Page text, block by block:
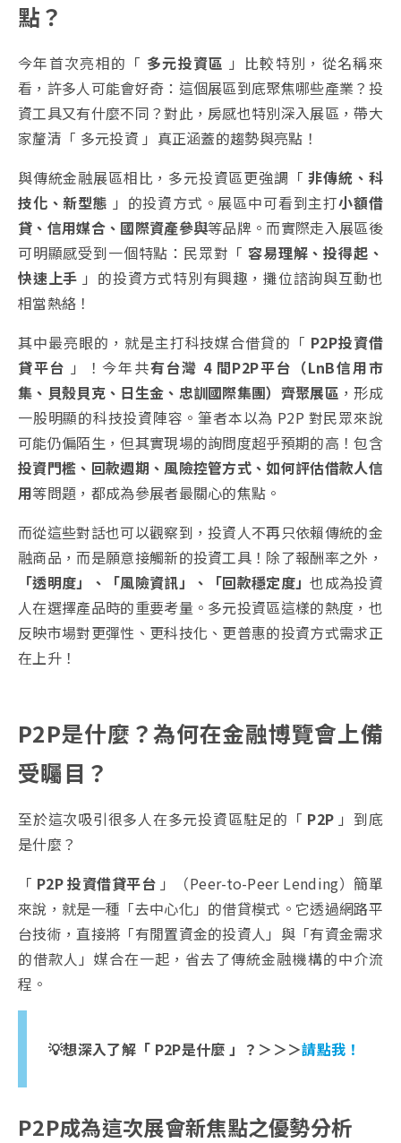
點？
今年首次亮相的「 多元投資區 」比較特別，從名稱來
看，許多人可能會好奇：這個展區到底聚焦哪些產業？投
資工具又有什麼不同？對此，房感也特別深入展區，帶大
家釐清「 多元投資 」真正涵蓋的趨勢與亮點！
與傳統金融展區相比，多元投資區更強調「非傳統、科
技化、新型態 」的投資方式。展區中可看到主打小額借
貸、信用媒合、國際資產參與等品牌。而實際走入展區後
可明顯感受到一個特點：民眾對「容易理解、投得起、
快速上手 」的投資方式特別有興趣，攤位諮詢與互動也
相當熱絡！
其中最亮眼的，就是主打科技媒合借貸的「 P2P投資借
貸平台 」！今年共有台灣 4 間P2P平台（LnB信用市
集、貝殼貝克、日生金、忠訓國際集團）齊聚展區 ，形成
一股明顯的科技投資陣容。筆者本以為 P2P 對民眾來說
可能仍偏陌生，但其實現場的詢問度超乎預期的高！包含
投資門檻、回款週期、風險控管方式、如何評估借款人信
用等問題，都成為參展者最關心的焦點。
而從這些對話也可以觀察到，投資人不再只依賴傳統的金
融商品，而是願意接觸新的投資工具！除了報酬率之外，
「透明度」、「風險資訊」、「回款穩定度」也成為投資
人在選擇產品時的重要考量。多元投資區這樣的熱度，也
反映市場對更彈性、更科技化、更普惠的投資方式需求正
在上升！
P2P是什麼？為何在金融博覽會上備
受矚目？
至於這次吸引很多人在多元投資區駐足的「 P2P 」到底
是什麼？
「 P2P 投資借貸平台 」（Peer-to-Peer Lending）簡單
來說，就是一種「去中心化」的借貸模式。它透過網路平
台技術，直接將「有閒置資金的投資人」與「有資金需求
的借款人」媒合在一起，省去了傳統金融機構的中介流
程。
💡想深入了解「 P2P是什麼 」？＞＞＞請點我！
P2P成為這次展會新焦點之優勢分析